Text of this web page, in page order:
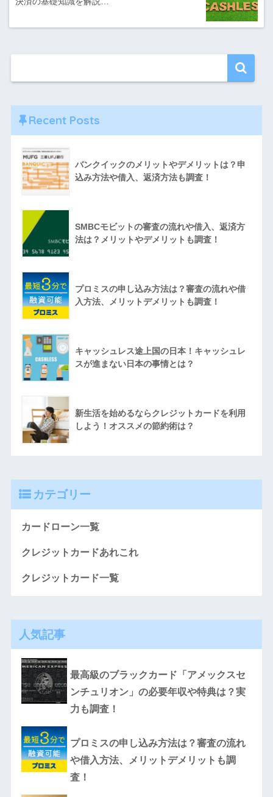
Recent Posts
バンクイックのメリットやデメリットは？申
込み方法や借入、返済方法も調査！
SMBCモビットの審査の流れや借入、返済方
法は？メリットやデメリットも調査！
プロミスの申し込み方法は？審査の流れや借
入方法、メリットデメリットも調査！
キャッシュレス途上国の日本！キャッシュレ
スが進まない日本の事情とは？
新生活を始めるならクレジットカードを利用
しよう！オススメの節約術は？
カテゴリー
カードローン一覧
クレジットカードあれこれ
クレジットカード一覧
人気記事
最高級のブラックカード「アメックスセ
ンチュリオン」の必要年収や特典は？実
力も調査！
プロミスの申し込み方法は？審査の流れ
や借入方法、メリットデメリットも調
査！